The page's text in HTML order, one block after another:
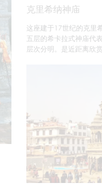
克里希纳神庙
这座建于17世纪的克里
五层的希卡拉式神庙代
层次分明。是近距离欣